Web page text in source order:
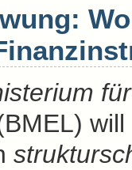
will